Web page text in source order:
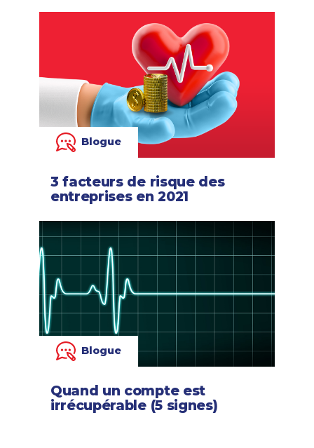
Blogue
3 facteurs de risque des
entreprises en 2021
Blogue
Quand un compte est
irrécupérable (5 signes)